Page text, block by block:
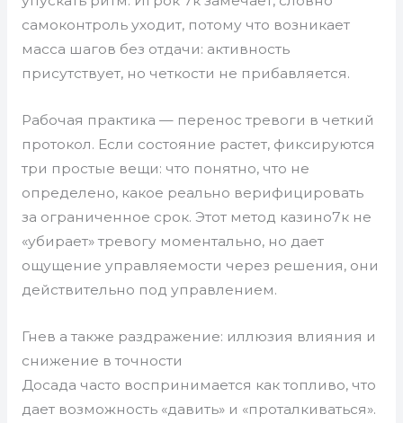
самоконтроль уходит, потому что возникает
масса шагов без отдачи: активность
присутствует, но четкости не прибавляется.
Рабочая практика — перенос тревоги в четкий
протокол. Если состояние растет, фиксируются
три простые вещи: что понятно, что не
определено, какое реально верифицировать
за ограниченное срок. Этот метод казино7к не
«убирает» тревогу моментально, но дает
ощущение управляемости через решения, они
действительно под управлением.
Гнев а также раздражение: иллюзия влияния и
снижение в точности
Досада часто воспринимается как топливо, что
дает возможность «давить» и «проталкиваться».